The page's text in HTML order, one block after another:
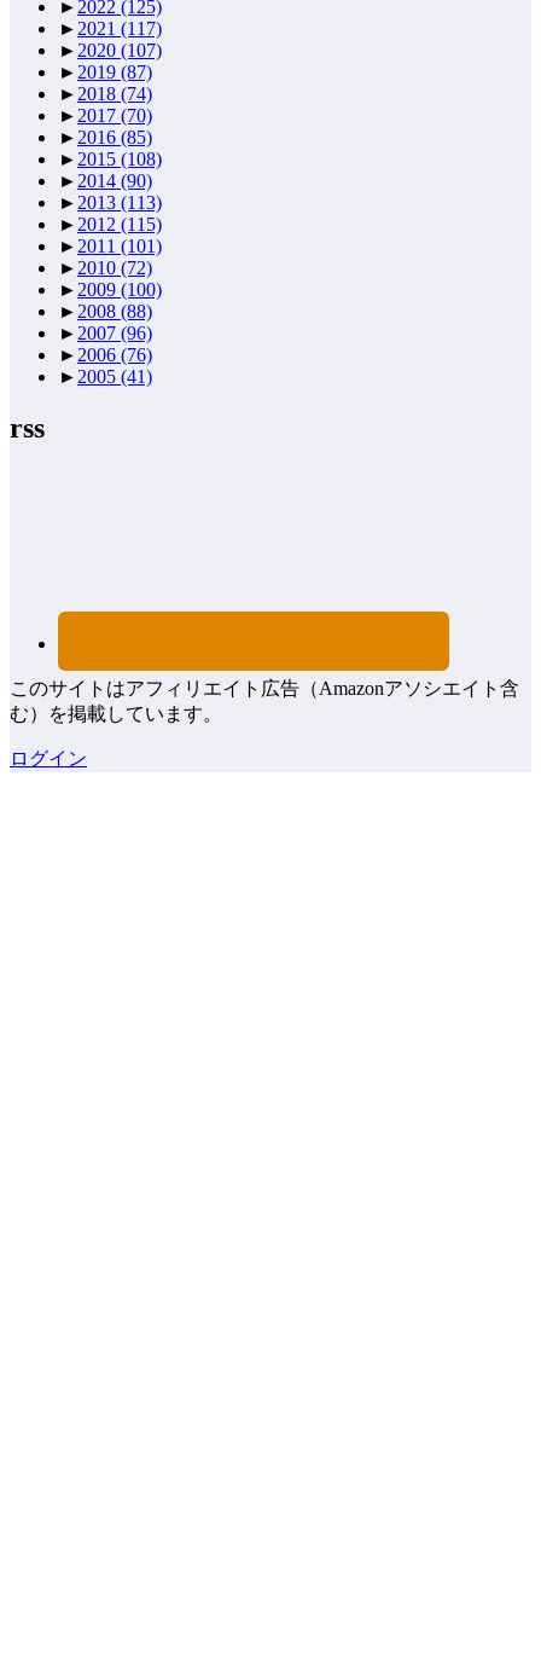
► 2022 (125)
► 2021 (117)
► 2020 (107)
► 2019 (87)
► 2018 (74)
► 2017 (70)
► 2016 (85)
► 2015 (108)
► 2014 (90)
► 2013 (113)
► 2012 (115)
► 2011 (101)
► 2010 (72)
► 2009 (100)
► 2008 (88)
► 2007 (96)
► 2006 (76)
► 2005 (41)
rss
このサイトはアフィリエイト広告（Amazonアソシエイト含
む）を掲載しています。
ログイン